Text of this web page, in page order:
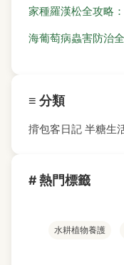
家種羅漢松全攻略
海葡萄病蟲害防治
≡ 分類
揹包客日記 半糖生
# 熱門標籤
水耕植物養護